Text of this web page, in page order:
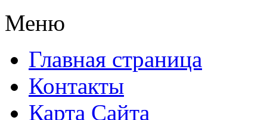
Меню
Главная страница
Контакты
Карта Сайта